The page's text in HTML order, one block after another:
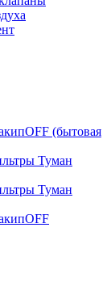
(бытовая
Туман
Туман